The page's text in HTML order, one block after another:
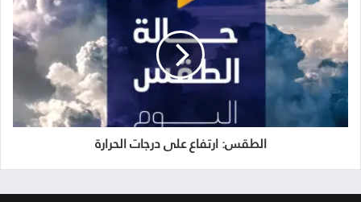
الطقس: ارتفاع على درجات الحرارة